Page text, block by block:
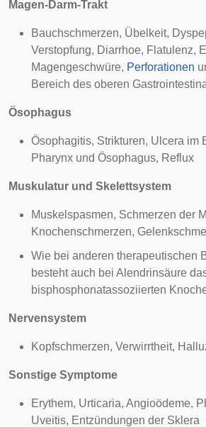
Magen-Darm-Trakt
Bauchschmerzen, Übelkeit,
Verstopfung, Diarrhoe, Flatulenz,
Magengeschwüre, Perforationen
Bereich des oberen
Ösophagus
Ösophagitis, Strikturen, Ulcera im
Pharynx und Ösophagus, Reflux
Muskulatur und Skelettsystem
Muskel spasmen, Schmerzen der
Knochenschmerzen,
Wie bei anderen therapeutischen
besteht auch bei Alendrinsäure
bisphosphonatassoziierten
Nervensystem
Kopfschmerzen, Verwirrtheit,
Sonstige Symptome
Erythem, Urticaria, Angioödeme,
Uveitis, Entzündungen der Sklera